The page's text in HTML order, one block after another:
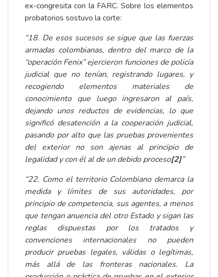
ex-congresita con la FARC. Sobre los elementos
probatorios sostuvo la corte:
“18. De esos sucesos se sigue que las fuerzas
armadas colombianas, dentro del marco de la
“operación Fenix” ejercieron funciones de policía
judicial que no tenían, registrando lugares, y
recogiendo elementos materiales de
conocimiento que luego ingresaron al país,
dejando unos reductos de evidencias, lo que
significó desatención a la cooperación judicial,
pasando por alto que las pruebas provenientes
del exterior no son ajenas al principio de
legalidad y con él al de un debido proceso[2]”
“22. Como el territorio Colombiano demarca la
medida y límites de sus autoridades, por
principio de competencia, sus agentes, a menos
que tengan anuencia del otro Estado y sigan las
reglas dispuestas por los tratados y
convenciones internacionales no pueden
producir pruebas legales, válidas o legítimas,
más allá de las fronteras nacionales. La